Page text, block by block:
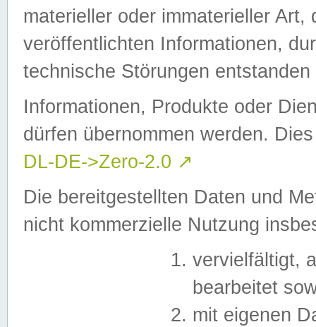
materieller oder immaterieller
veröffentlichten Informationen,
technische Störungen
Informationen, Produkte oder
dürfen übernommen werden.
DL-DE->Zero-2.0 ↗
Die bereitgestellten Daten und
nicht kommerzielle Nutzung
vervielfältigt,
bearbeitet
mit eigenen